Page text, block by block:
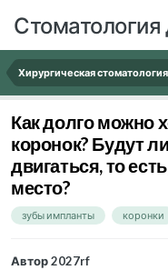
Стоматология
Хирургическая стоматология
Как долго можно
коронок? Будут
двигаться, то
место?
зубы импланты коронки
Автор 2027rf